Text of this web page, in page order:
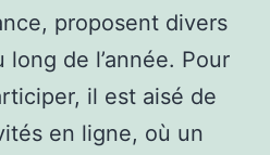
proposent divers
de l’année. Pour
il est aisé de
en ligne, où un